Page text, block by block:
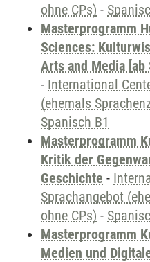
ohne CPs) -
Masterprogramm
Sciences:
Arts and Media [ab
- International
(ehemals
Spanisch B1
Masterprogramm
Kritik der
Geschichte -
Sprachangebot
ohne CPs) -
Masterprogramm
Medien und